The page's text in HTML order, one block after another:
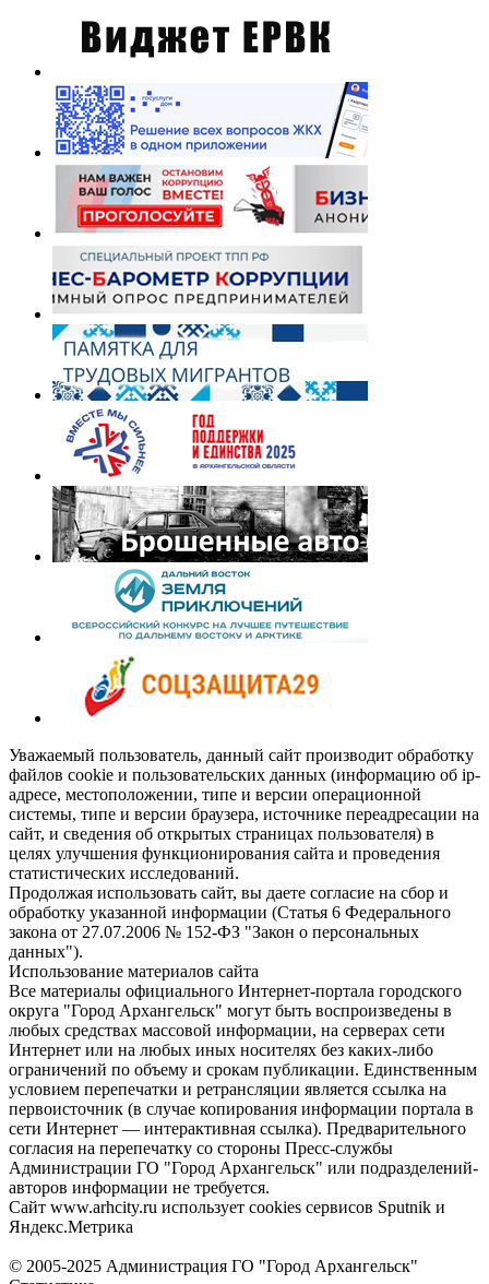
Уважаемый пользователь, данный сайт производит обработку
файлов cookie и пользовательских данных (информацию об ip-
адресе, местоположении, типе и версии операционной
системы, типе и версии браузера, источнике переадресации на
сайт, и сведения об открытых страницах пользователя) в
целях улучшения функционирования сайта и проведения
статистических исследований.
Продолжая использовать сайт, вы даете согласие на сбор и
обработку указанной информации (Статья 6 Федерального
закона от 27.07.2006 № 152-ФЗ "Закон о персональных
данных").
Использование материалов сайта
Все материалы официального Интернет-портала городского
округа "Город Архангельск" могут быть воспроизведены в
любых средствах массовой информации, на серверах сети
Интернет или на любых иных носителях без каких-либо
ограничений по объему и срокам публикации. Единственным
условием перепечатки и ретрансляции является ссылка на
первоисточник (в случае копирования информации портала в
сети Интернет — интерактивная ссылка). Предварительного
согласия на перепечатку со стороны Пресс-службы
Администрации ГО "Город Архангельск" или подразделений-
авторов информации не требуется.
Сайт www.arhcity.ru использует cookies сервисов Sputnik и
Яндекс.Метрика
© 2005-2025 Администрация ГО "Город Архангельск"